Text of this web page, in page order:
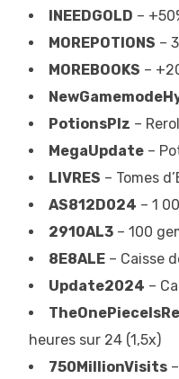
INEEDGOLD –
MOREPOTIONS –
MOREBOOKS –
PotionsPlz –
MegaUpdate –
LIVRES – Tomes
AS812D024 – 1
2910AL3 – 100
8E8ALE – Caisse
Update2024 –
heures sur 24 (1,5x)
750MillionVisits